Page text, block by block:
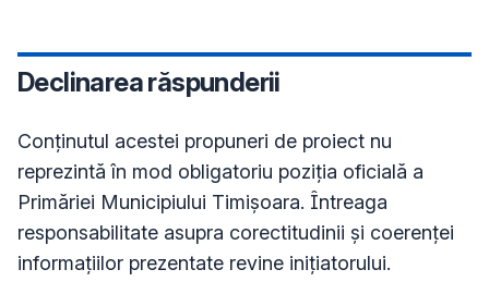
Declinarea răspunderii
Conţinutul acestei propuneri de proiect nu
reprezintă în mod obligatoriu poziţia oficială a
Primăriei Municipiului Timișoara. Întreaga
responsabilitate asupra corectitudinii și coerenței
informațiilor prezentate revine inițiatorului.